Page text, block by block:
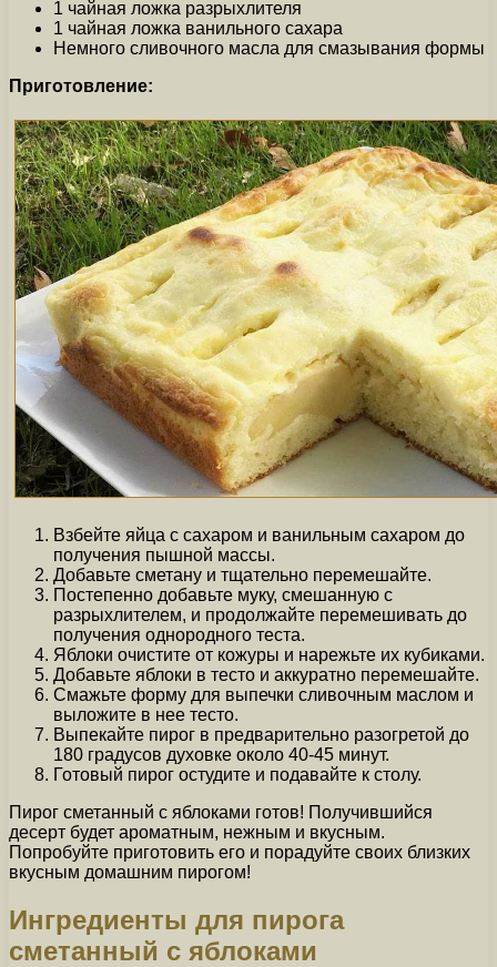
1 чайная ложка разрыхлителя
1 чайная ложка ванильного сахара
Немного сливочного масла для смазывания формы
Приготовление:
Взбейте яйца с сахаром и ванильным сахаром до
получения пышной массы.
Добавьте сметану и тщательно перемешайте.
Постепенно добавьте муку, смешанную с
разрыхлителем, и продолжайте перемешивать до
получения однородного теста.
Яблоки очистите от кожуры и нарежьте их кубиками.
Добавьте яблоки в тесто и аккуратно перемешайте.
Смажьте форму для выпечки сливочным маслом и
выложите в нее тесто.
Выпекайте пирог в предварительно разогретой до
180 градусов духовке около 40-45 минут.
Готовый пирог остудите и подавайте к столу.
Пирог сметанный с яблоками готов! Получившийся
десерт будет ароматным, нежным и вкусным.
Попробуйте приготовить его и порадуйте своих близких
вкусным домашним пирогом!
Ингредиенты для пирога
сметанный с яблоками